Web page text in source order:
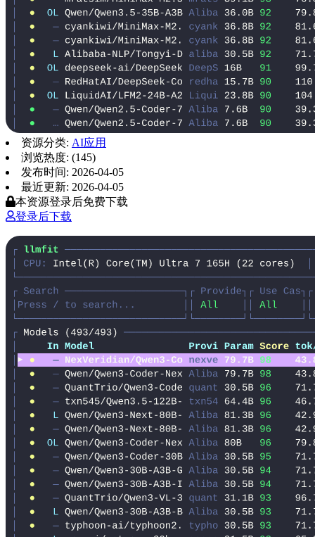
资源分类: AI应用
浏览热度: (145)
发布时间: 2026-04-05
最近更新: 2026-04-05
本资源登录后免费下载
登录后下载